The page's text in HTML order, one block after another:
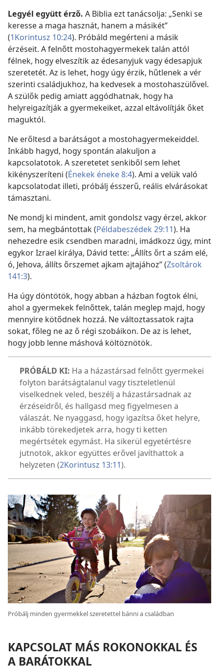
Legyél együtt érző. A Biblia ezt tanácsolja: „Senki se
keresse a maga hasznát, hanem a másikét”
(1Korintusz 10:24). Próbáld megérteni a másik
érzéseit. A felnőtt mostohagyermekek talán attól
félnek, hogy elveszítik az édesanyjuk vagy édesapjuk
szeretetét. Az is lehet, hogy úgy érzik, hűtlenek a vér
szerinti családjukhoz, ha kedvesek a mostohaszülővel.
A szülők pedig amiatt aggódhatnak, hogy ha
helyreigazítják a gyermekeiket, azzal eltávolítják őket
maguktól.
Ne erőltesd a barátságot a mostohagyermekeiddel.
Inkább hagyd, hogy spontán alakuljon a
kapcsolatotok. A szeretetet senkiből sem lehet
kikényszeríteni (Énekek éneke 8:4). Ami a velük való
kapcsolatodat illeti, próbálj ésszerű, reális elvárásokat
támasztani.
Ne mondj ki mindent, amit gondolsz vagy érzel, akkor
sem, ha megbántottak (Példabeszédek 29:11). Ha
nehezedre esik csendben maradni, imádkozz úgy, mint
egykor Izrael királya, Dávid tette: „Állíts őrt a szám elé,
ó, Jehova, állíts őrszemet ajkam ajtajához” (Zsoltárok
141:3).
Ha úgy döntötök, hogy abban a házban fogtok élni,
ahol a gyermekek felnőttek, talán meglep majd, hogy
mennyire kötődnek hozzá. Ne változtassatok rajta
sokat, főleg ne az ő régi szobáikon. De az is lehet,
hogy jobb lenne máshová költöznötök.
PRÓBÁLD KI: Ha a házastársad felnőtt gyermekei
folyton barátságtalanul vagy tiszteletlenül
viselkednek veled, beszélj a házastársadnak az
érzéseidről, és hallgasd meg figyelmesen a
válaszát. Ne nyaggasd, hogy igazítsa őket helyre,
inkább törekedjetek arra, hogy ti ketten
megértsétek egymást. Ha sikerül egyetértésre
jutnotok, akkor együttes erővel javíthattok a
helyzeten (2Korintusz 13:11).
Próbálj minden gyermekkel szeretettel bánni a családban
KAPCSOLAT MÁS ROKONOKKAL ÉS
A BARÁTOKKAL